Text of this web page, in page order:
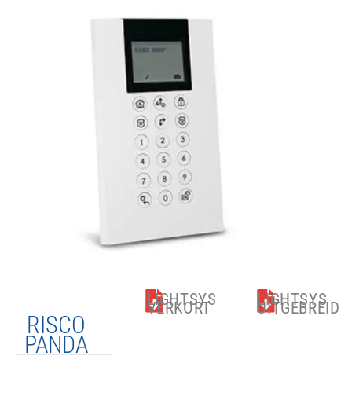
RISCO
PANDA
LIGHTSYS
VERKORT LIGHTSYS
UITGEBREID